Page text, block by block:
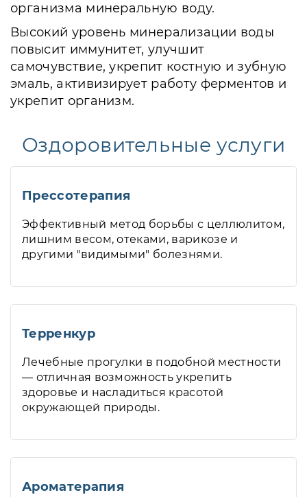
организма минеральную воду.
Высокий уровень минерализации воды
повысит иммунитет, улучшит
самочувствие, укрепит костную и зубную
эмаль, активизирует работу ферментов и
укрепит организм.
Оздоровительные услуги
Прессотерапия
Эффективный метод борьбы с целлюлитом,
лишним весом, отеками, варикозе и
другими "видимыми" болезнями.
Терренкур
Лечебные прогулки в подобной местности
— отличная возможность укрепить
здоровье и насладиться красотой
окружающей природы.
Ароматерапия